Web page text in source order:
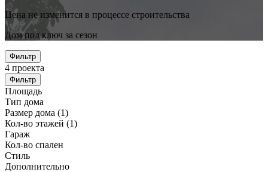
Цена не изменится в процессе строительства
Дом под ключ за сезон
Фильтр
4 проекта
Фильтр
Площадь
Тип дома
Размер дома (1)
Кол-во этажей (1)
Гараж
Кол-во спален
Стиль
Дополнительно